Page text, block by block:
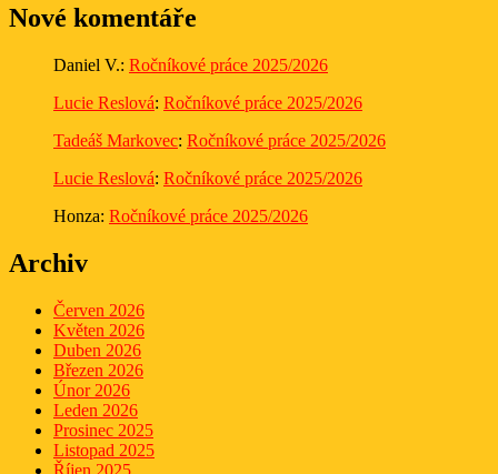
Nové komentáře
Daniel V.: Ročníkové práce 2025/2026
Lucie Reslová: Ročníkové práce 2025/2026
Tadeáš Markovec: Ročníkové práce 2025/2026
Lucie Reslová: Ročníkové práce 2025/2026
Honza: Ročníkové práce 2025/2026
Archiv
Červen 2026
Květen 2026
Duben 2026
Březen 2026
Únor 2026
Leden 2026
Prosinec 2025
Listopad 2025
Říjen 2025